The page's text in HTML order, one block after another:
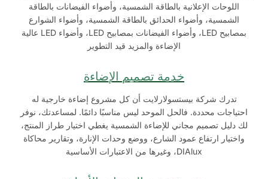
اللوحات الإعلانية بالطاقة الشمسية، وأضواء الفيضانات بالطاقة
الشمسية، وأضواء الحدائق بالطاقة الشمسية، وأضواء الشوارع
بمصابيح LED، وأضواء الفيضانات بمصابيح LED، وأضواء LED عالية
الإضاءة والمزيد قيد التطوير
خدمة تصميم الإضاءة
تدرك شركة بيستسولارلايت أن كل مشروع إضاءة خارجية له
احتياجات محددة. فالحل الموحد ليس مناسبًا دائمًا. لمساعدتك، نوفر
لك دليل تصميم مجاني للإضاءة الشمسية يغطي اختيار طراز المنتج،
واختيار ارتفاع عمود الشارع، ووضع وحدات الإنارة، وتقارير محاكاة
DIAlux، وغيرها من الاعتبارات الأساسية